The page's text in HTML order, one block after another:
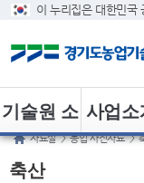
이 누리집은 대한민국
사업소
기술원 소
개
자료실 > 농업 사진자료 >
축산